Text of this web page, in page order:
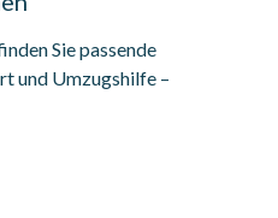
Sie passende
und Umzugshilfe –